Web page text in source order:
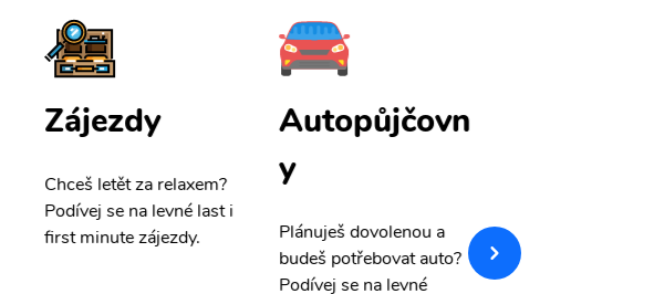
Zájezdy
Chceš letět za relaxem?
Podívej se na levné last i
first minute zájezdy.
Autopůjčovn
y
Plánuješ dovolenou a
budeš potřebovat auto?
Podívej se na levné
pojištění a
storno.